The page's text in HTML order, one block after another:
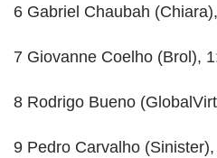
6 Gabriel Chaubah
7 Giovanne Coelho (Brol),
8 Rodrigo Bueno
9 Pedro Carvalho